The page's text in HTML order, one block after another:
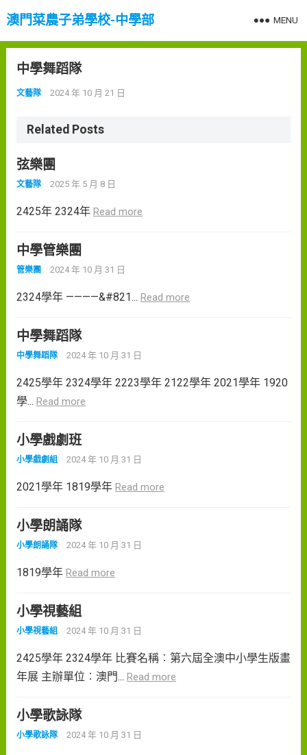
澳門菜農子弟學校-中學部 MENU
中學舞蹈隊
文藝隊 2024 年 10 月 21 日
Related Posts
弦樂團
文藝隊 2025 年 5 月 8 日
2425年 2324年 Read more
中學管樂團
管樂團 2024 年 10 月 31 日
2324學年 ————&#821... Read more
中學舞蹈隊
中學舞蹈隊 2024 年 10 月 31 日
2425學年 2324學年 2223學年 2122學年 2021學年 1920
學... Read more
小學戲劇班
小學戲劇組 2024 年 10 月 31 日
2021學年 1819學年 Read more
小學朗誦隊
小學朗誦隊 2024 年 10 月 31 日
1819學年 Read more
小學視藝組
小學視藝組 2024 年 10 月 31 日
2425學年 2324學年 比賽名稱︰第六屆全澳中小學生版畫
年展 主辦單位︰澳門... Read more
小學歌詠隊
小學歌詠隊 2024 年 10 月 31 日